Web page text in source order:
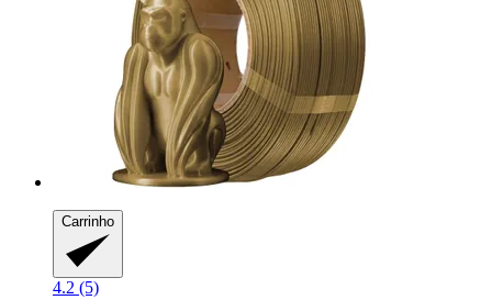
Carrinho
4.2 (5)